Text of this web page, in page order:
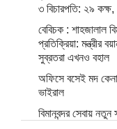
৩ বিচারপতি: ২৯
বেবিচক : শাহজালাল
প্রতিক্রিয়া: মন্ত্রীর
সুব্রতরা এখনও বহাল
অফিসে বসেই মদ
ভাইরাল
বিমানবন্দর সেবায়